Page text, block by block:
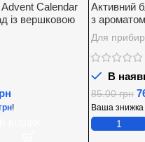
Calendar
із вершковою
г.
!
Активний
з
Для
В
85.00грн
Ваша знижка